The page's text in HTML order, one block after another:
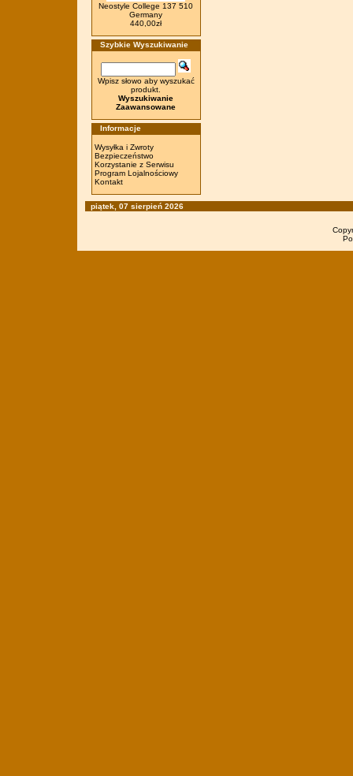
Neostyle College 137 510
Germany
440,00zł
Szybkie Wyszukiwanie
Wpisz słowo aby wyszukać
produkt.
Wyszukiwanie
Zaawansowane
Informacje
Wysyłka i Zwroty
Bezpieczeństwo
Korzystanie z Serwisu
Program Lojalnościowy
Kontakt
piątek, 07 sierpień 2026